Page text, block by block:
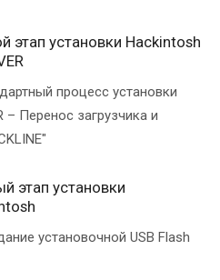
этап установки Hackintosh
процесс установки
– Перенос загрузчика и
этап установки
установочной USB Flash